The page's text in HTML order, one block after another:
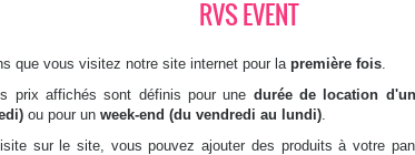
: 700 Watts
filaire
faisceaux des jeux de
RVS EVENT
que vous visitez notre site internet pour la première fois
prix affichés sont définis pour une durée de location
ou pour un week-end (du vendredi au lundi)
sur le site, vous pouvez ajouter des produits à votre